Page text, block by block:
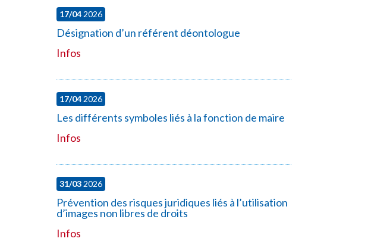
17/042026
Désignation d’un référent déontologue
Infos
17/042026
Les différents symboles liés à la fonction de maire
Infos
31/032026
Prévention des risques juridiques liés à l’utilisation
d’images non libres de droits
Infos